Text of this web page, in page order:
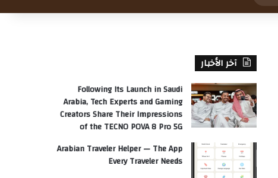
عن
آخر الأخبار
Following Its Launch in Saudi
Arabia, Tech Experts and Gaming
Creators Share Their Impressions
of the TECNO POVA 8 Pro 5G
Arabian Traveler Helper — The App
Every Traveler Needs